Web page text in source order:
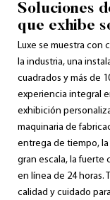
Soluciones
que exhibe
Luxe se muestra con
la industria, una
cuadrados y más de
experiencia integral
exhibición
maquinaria de
entrega de tiempo,
gran escala, la fuerte
en línea de 24 horas.
calidad y cuidado